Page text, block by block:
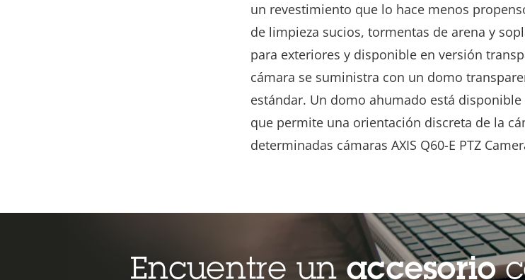
un revestimiento que lo hace menos
de limpieza sucios, tormentas de arena y
para exteriores y disponible en versión
cámara se suministra con un domo
estándar. Un domo ahumado está
que permite una orientación discreta de la
determinadas cámaras AXIS Q60-E PTZ
Encuentre un accesorio